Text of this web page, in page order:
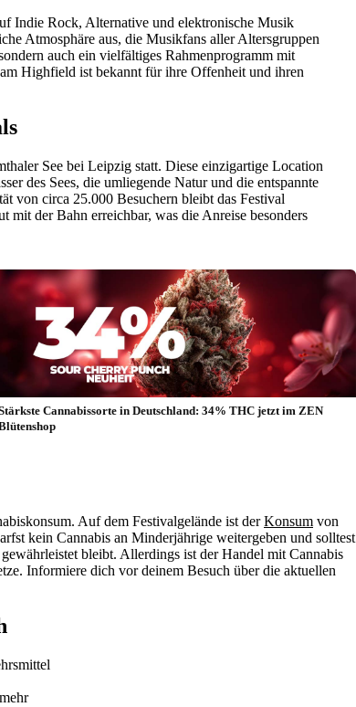
Indie Rock, Alternative und elektronische Musik
Atmosphäre aus, die Musikfans aller Altersgruppen
auch ein vielfältiges Rahmenprogramm mit
Highfield ist bekannt für ihre Offenheit und ihren
See bei Leipzig statt. Diese einzigartige Location
des Sees, die umliegende Natur und die entspannte
von circa 25.000 Besuchern bleibt das Festival
mit der Bahn erreichbar, was die Anreise besonders
Cannabissorte in Deutschland: 34% THC jetzt im ZEN
Auf dem Festivalgelände ist derKonsum von
kein Cannabis an Minderjährige weitergeben und solltest
bleibt. Allerdings ist der Handel mit Cannabis
Informiere dich vor deinem Besuch über die aktuellen